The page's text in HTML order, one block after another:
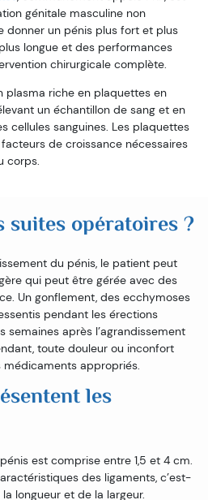
génitale masculine non
donner un pénis plus fort et plus
longue et des performances
chirurgicale complète.
plasma riche en plaquettes en
un échantillon de sang et en
cellules sanguines. Les plaquettes
de croissance nécessaires
corps.
suites opératoires ?
du pénis, le patient peut
qui peut être gérée avec des
Un gonflement, des ecchymoses
pendant les érections
semaines après l’agrandissement
toute douleur ou inconfort
appropriés.
les
est comprise entre 1,5 et 4 cm.
des ligaments, c’est-
longueur et de la largeur.